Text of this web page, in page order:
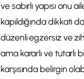
ve sabırlı yapısı onu
kapıldığında dikkati
düzenli egzersiz ve
ama kararlı ve tutarlı
karşısında belirgin